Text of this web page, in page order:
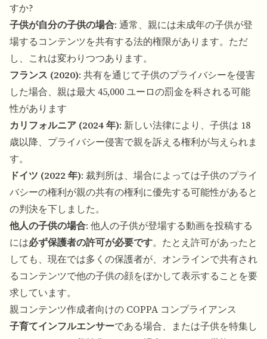
すか?
子供が自分の子供の場合: 通常、親には未成年の子供が登
場するコンテンツを共有する法的権限があります。ただ
し、これは変わりつつあります。
フランス (2020): 共有を通じて子供のプライバシーを侵害
した場合、親は最大 45,000 ユーロの罰金を科される可能
性があります
カリフォルニア (2024 年): 新しい法律により、子供は 18
歳以降、プライバシー侵害で親を訴える権利が与えられま
す。
ドイツ (2022 年): 裁判所は、場合によっては子供のプライ
バシーの権利が親の共有の権利に優先する可能性があると
の判決を下しました。
他人の子供の場合: 他人の子供が登場する動画を投稿する
には必ず保護者の許可が必要です。たとえ許可があったと
しても、現在では多くの保護者が、オンラインで共有され
るコンテンツで他の子供の顔をぼかして表示することを要
求しています。
親コンテンツ作成者向けの COPPA コンプライアンス
子育てインフルエンサーである場合、または子供を特集し